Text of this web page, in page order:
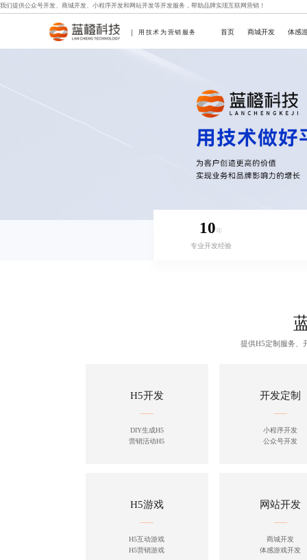
我们提供公众号开发、 商城开发、 小程序开发和 网站开发等开发服务，帮助品牌实现互联网营销！
用技术为营销服务 首页 商城开发 体感
10年
专业开发经验
提供H5定制服务、
H5开发
DIY生成H5
营销活动H5
开发定制
小程序开发
公众号开发
H5游戏
H5互动游戏
H5营销游戏
网站开发
商城开发
体感游戏开发